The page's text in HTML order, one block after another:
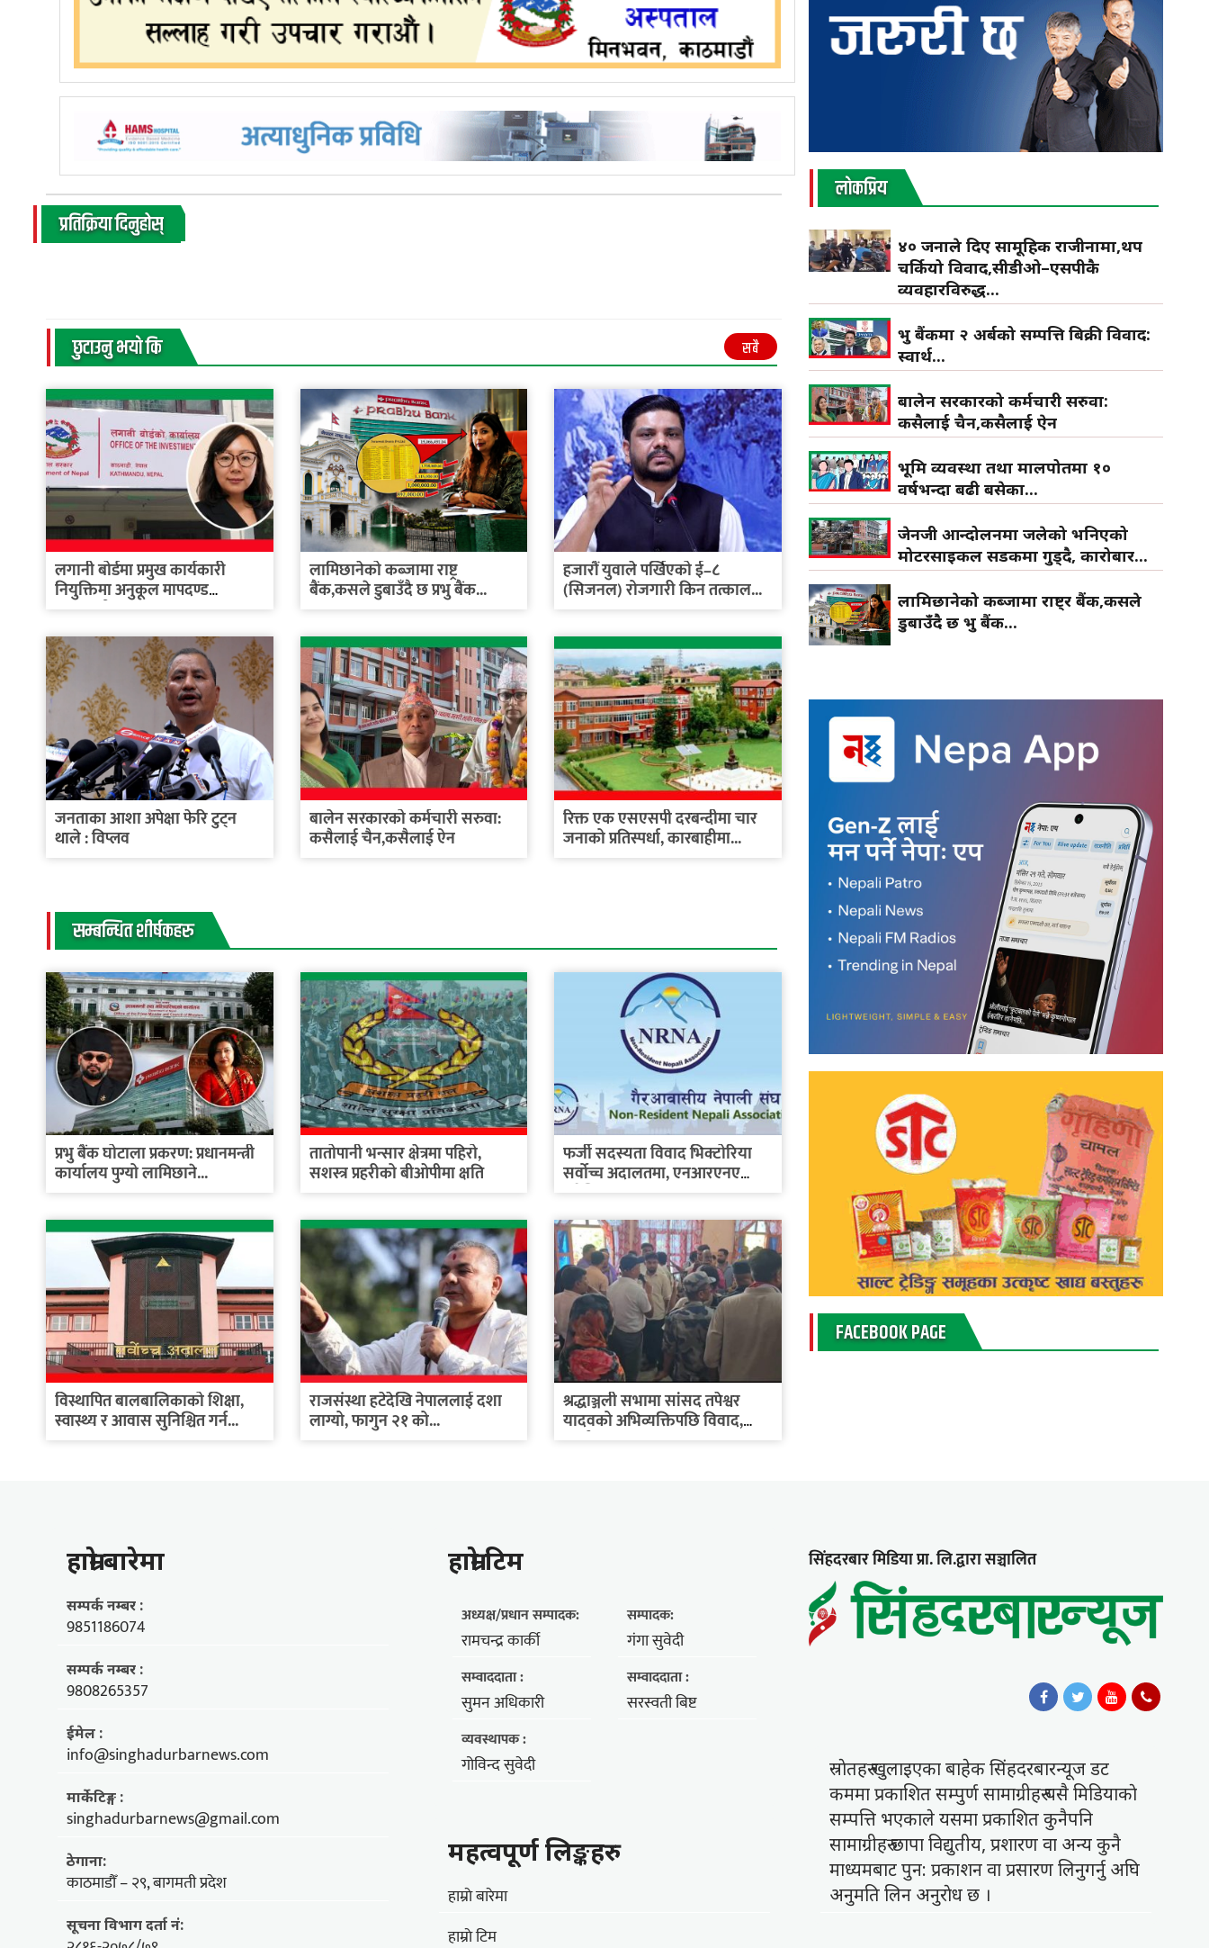
प्रतिक्रिया दिनुहोस्
छुटाउनु भयाे कि सबै
लगानी बोर्डमा प्रमुख कार्यकारी
नियुक्तिमा अनुकूल मापदण्ड
लामिछानेको कब्जामा राष्ट्र
बैंक,कसले डुबाउँदै छ प्रभु बैंक...
हजारौं युवाले पर्खिएको ई–८
(सिजनल) रोजगारी किन तत्काल...
जनताका आशा अपेक्षा फेरि टुट्न
थाले : विप्लव
बालेन सरकारको कर्मचारी सरुवा:
कसैलाई चैन,कसैलाई ऐन
रिक्त एक एसएसपी दरबन्दीमा चार
जनाको प्रतिस्पर्धा, कारबाहीमा...
सम्बन्धित शीर्षकहरु
प्रभु बैंक घोटाला प्रकरण: प्रधानमन्त्री
कार्यालय पुग्यो लामिछाने...
तातोपानी भन्सार क्षेत्रमा पहिरो,
सशस्त्र प्रहरीको बीओपीमा क्षति
फर्जी सदस्यता विवाद भिक्टोरिया
सर्वोच्च अदालतमा, एनआरएनए
विस्थापित बालबालिकाको शिक्षा,
स्वास्थ्य र आवास सुनिश्चित गर्न...
राजसंस्था हटेदेखि नेपाललाई दशा
लाग्यो, फागुन २१ को...
श्रद्धाञ्जली सभामा सांसद तपेश्वर
यादवको अभिव्यक्तिपछि विवाद,
लाेकप्रिय
४० जनाले दिए सामूहिक राजीनामा,थप
चर्कियो विवाद,सीडीओ–एसपीकै
व्यवहारविरुद्ध...
प्रभु बैंकमा २ अर्बको सम्पत्ति बिक्री विवाद:
स्वार्थ...
बालेन सरकारको कर्मचारी सरुवा:
कसैलाई चैन,कसैलाई ऐन
भूमि व्यवस्था तथा मालपोतमा १०
वर्षभन्दा बढी बसेका...
जेनजी आन्दोलनमा जलेको भनिएको
मोटरसाइकल सडकमा गुड्दै, कारोबार...
लामिछानेको कब्जामा राष्ट्र बैंक,कसले
डुबाउँदै छ प्रभु बैंक...
FACEBOOK PAGE
हाम्राे बारेमा
सम्पर्क नम्बर :
9851186074
सम्पर्क नम्बर :
9808265357
ईमेल :
info@singhadurbarnews.com
मार्केटिङ्ग :
singhadurbarnews@gmail.com
ठेगाना:
काठमाडौँ – २९, बागमती प्रदेश
सूचना विभाग दर्ता नं:
हाम्राे टिम
अध्यक्ष/प्रधान सम्पादक:
रामचन्द्र कार्की
सम्पादक:
गंगा सुवेदी
सम्वाददाता :
सुमन अधिकारी
सम्वाददाता :
सरस्वती बिष्ट
व्यवस्थापक :
गोविन्द सुवेदी
महत्वपूर्ण लिङ्कहरु
हाम्राे बारेमा
हाम्राे टिम
सिंहदरबार मिडिया प्रा. लि.द्वारा सञ्चालित
स्राेतहरु खुलाइएका बाहेक सिंहदरबारन्यूज डट
कममा प्रकाशित सम्पुर्ण सामाग्रीहरु यसै मिडियाकाे
सम्पत्ति भएकाले यसमा प्रकाशित कुनैपनि
सामाग्रीहरु छापा विद्युतीय, प्रशारण वा अन्य कुनै
माध्यमबाट पुन: प्रकाशन वा प्रसारण लिनुगर्नु अघि
अनुमति लिन अनुराेध छ ।